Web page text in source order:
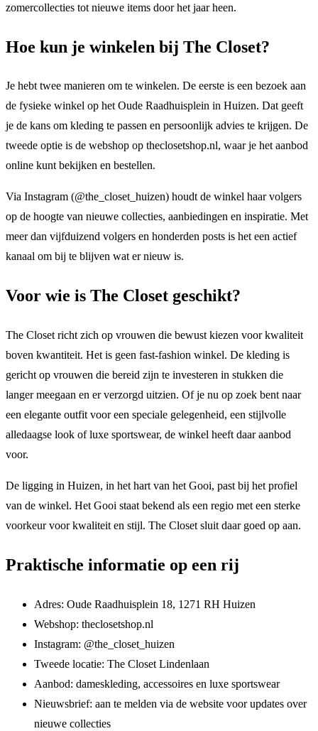
zomercollecties tot nieuwe items door het jaar heen.
Hoe kun je winkelen bij The Closet?
Je hebt twee manieren om te winkelen. De eerste is een bezoek aan
de fysieke winkel op het Oude Raadhuisplein in Huizen. Dat geeft
je de kans om kleding te passen en persoonlijk advies te krijgen. De
tweede optie is de webshop op theclosetshop.nl, waar je het aanbod
online kunt bekijken en bestellen.
Via Instagram (@the_closet_huizen) houdt de winkel haar volgers
op de hoogte van nieuwe collecties, aanbiedingen en inspiratie. Met
meer dan vijfduizend volgers en honderden posts is het een actief
kanaal om bij te blijven wat er nieuw is.
Voor wie is The Closet geschikt?
The Closet richt zich op vrouwen die bewust kiezen voor kwaliteit
boven kwantiteit. Het is geen fast-fashion winkel. De kleding is
gericht op vrouwen die bereid zijn te investeren in stukken die
langer meegaan en er verzorgd uitzien. Of je nu op zoek bent naar
een elegante outfit voor een speciale gelegenheid, een stijlvolle
alledaagse look of luxe sportswear, de winkel heeft daar aanbod
voor.
De ligging in Huizen, in het hart van het Gooi, past bij het profiel
van de winkel. Het Gooi staat bekend als een regio met een sterke
voorkeur voor kwaliteit en stijl. The Closet sluit daar goed op aan.
Praktische informatie op een rij
Adres: Oude Raadhuisplein 18, 1271 RH Huizen
Webshop: theclosetshop.nl
Instagram: @the_closet_huizen
Tweede locatie: The Closet Lindenlaan
Aanbod: dameskleding, accessoires en luxe sportswear
Nieuwsbrief: aan te melden via de website voor updates over
nieuwe collecties